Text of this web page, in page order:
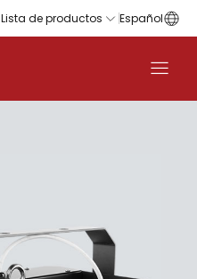
Lista de productos Español